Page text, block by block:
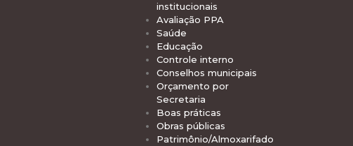
institucionais
Avaliação PPA
Saúde
Educação
Controle interno
Conselhos municipais
Orçamento por
Secretaria
Boas práticas
Obras públicas
Patrimônio/Almoxarifado